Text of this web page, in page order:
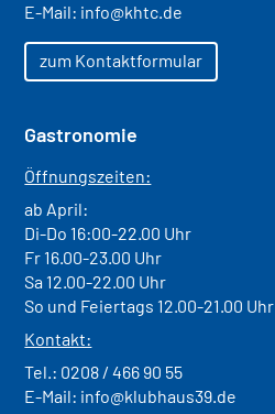
E-Mail: info@khtc.de
zum Kontaktformular
Gastronomie
Öffnungszeiten:
ab April:
Di-Do 16:00-22.00 Uhr
Fr 16.00-23.00 Uhr
Sa 12.00-22.00 Uhr
So und Feiertags 12.00-21.00 Uhr
Kontakt:
Tel.: 0208 / 466 90 55
E-Mail: info@klubhaus39.de